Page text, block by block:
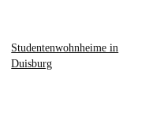
Studentenwohnheime in
Duisburg